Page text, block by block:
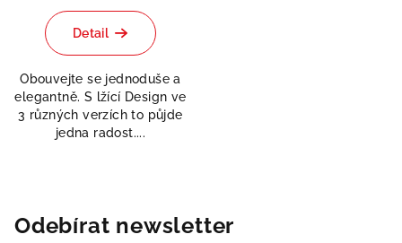
Detail
Obouvejte se jednoduše a
elegantně. S lžící Design ve
3 různých verzích to půjde
jedna radost....
Odebírat newsletter